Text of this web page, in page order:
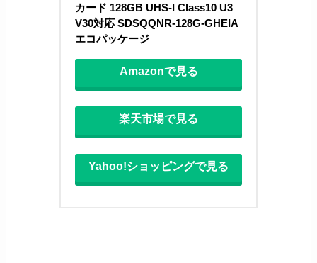
カード 128GB UHS-I Class10 U3
V30対応 SDSQQNR-128G-GHEIA
エコパッケージ
Amazonで見る
楽天市場で見る
Yahoo!ショッピングで見る